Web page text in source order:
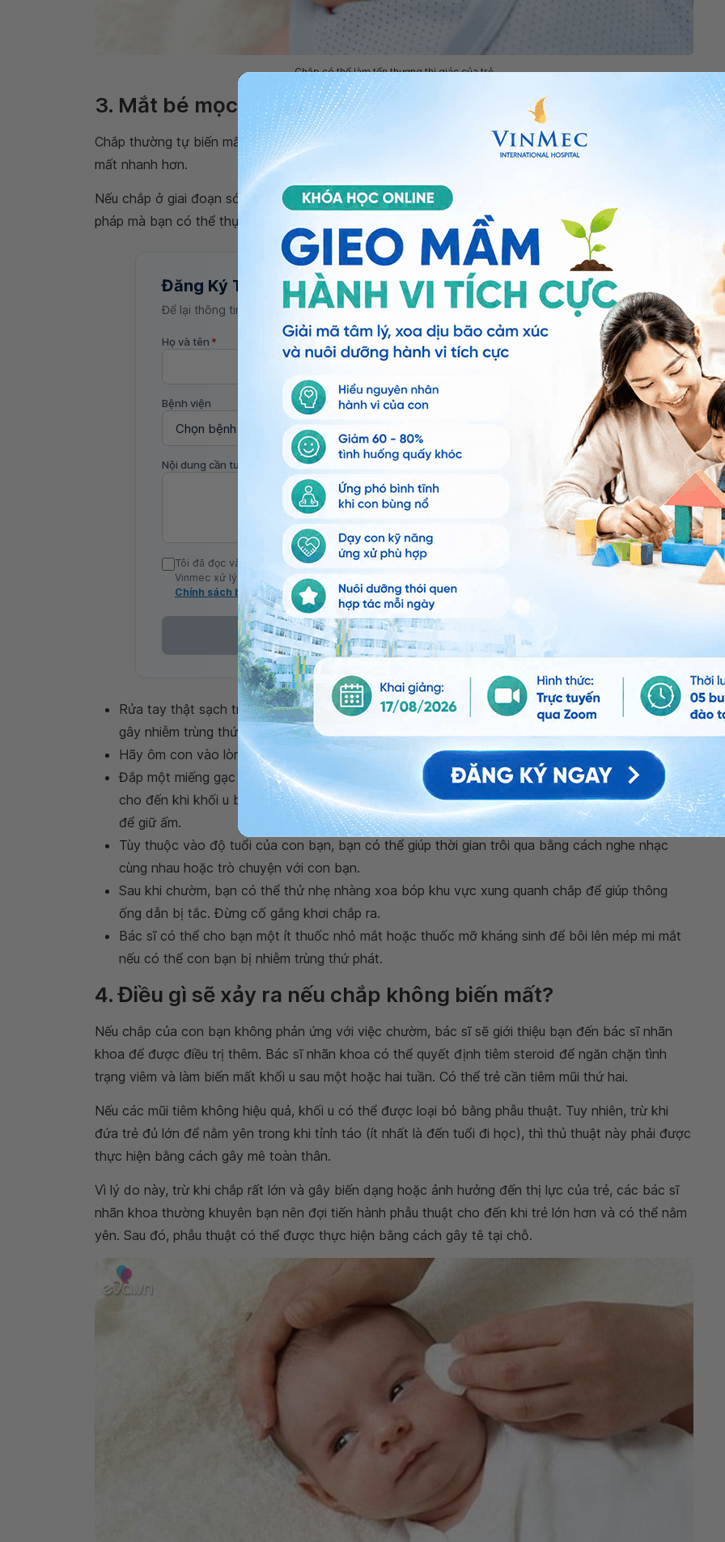
Chắp có thể làm tổn thương thị giác của trẻ
3. Mắt bé mọc chắp được điều trị như thế nào?
Chắp thường tự biến mất trong vòng vài tuần đến vài tháng. Nếu được điều trị, chắp có thể biến
mất nhanh hơn.
Nếu chắp ở giai đoạn sớm, một số bác sĩ sẽ khuyên bạn nên chườm ấm. Dưới đây là một số biện
pháp mà bạn có thể thực hiện ở nhà:
Đăng Ký Tư Vấn
Để lại thông tin, bác sĩ Vinmec sẽ liên hệ tư vấn trong 24 giờ.
Họ và tên * Số điện thoại
Bệnh viện
Nội dung cần tư vấn
Tôi đã đọc và đồng ý với Chính sách bảo vệ dữ liệu cá nhân của Vinmec và chấp thuận để
Vinmec xử lý DLCN của tôi theo quy định của pháp luật về bảo vệ DLCN.
Chính sách bảo mật
Đăng Ký
Rửa tay thật sạch trước khi chạm vào vùng bị chắp để không tạo ra một loại vi khuẩn mới và
gây nhiễm trùng thứ cấp. Rửa tay cho con bạn vì có thể trẻ sẽ dụi mắt.
Hãy ôm con vào lòng theo bất cứ cách nào mà con cảm thấy thoải mái nhất.
Đắp một miếng gạc ấm lên khu vực bị chắp trong 10 đến 15 phút, ít nhất bốn lần một ngày,
cho đến khi khối u biến mất. Dùng khăn sạch thấm nước ấm. Bạn cần tiếp tục làm ướt khăn
để giữ ấm.
Tùy thuộc vào độ tuổi của con bạn, bạn có thể giúp thời gian trôi qua bằng cách nghe nhạc
cùng nhau hoặc trò chuyện với con bạn.
Sau khi chườm, bạn có thể thử nhẹ nhàng xoa bóp khu vực xung quanh chắp để giúp thông
ống dẫn bị tắc. Đừng cố gắng khơi chắp ra.
Bác sĩ có thể cho bạn một ít thuốc nhỏ mắt hoặc thuốc mỡ kháng sinh để bôi lên mép mi mắt
nếu có thể con bạn bị nhiễm trùng thứ phát.
4. Điều gì sẽ xảy ra nếu chắp không biến mất?
Nếu chắp của con bạn không phản ứng với việc chườm, bác sĩ sẽ giới thiệu bạn đến bác sĩ nhãn
khoa để được điều trị thêm. Bác sĩ nhãn khoa có thể quyết định tiêm steroid để ngăn chặn tình
trạng viêm và làm biến mất khối u sau một hoặc hai tuần. Có thể trẻ cần tiêm mũi thứ hai.
Nếu các mũi tiêm không hiệu quả, khối u có thể được loại bỏ bằng phẫu thuật. Tuy nhiên, trừ khi
đứa trẻ đủ lớn để nằm yên trong khi tỉnh táo (ít nhất là đến tuổi đi học), thì thủ thuật này phải được
thực hiện bằng cách gây mê toàn thân.
Vì lý do này, trừ khi chắp rất lớn và gây biến dạng hoặc ảnh hưởng đến thị lực của trẻ, các bác sĩ
nhãn khoa thường khuyên bạn nên đợi tiến hành phẫu thuật cho đến khi trẻ lớn hơn và có thể nằm
yên. Sau đó, phẫu thuật có thể được thực hiện bằng cách gây tê tại chỗ.